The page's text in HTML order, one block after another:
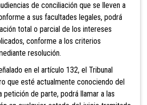
de conciliación que se lleven a
a sus facultades legales, podrá
total o parcial de los intereses
conforme a los criterios
resolución.
en el artículo 132, el Tribunal
que esté actualmente conociendo del
petición de parte, podrá llamar a las